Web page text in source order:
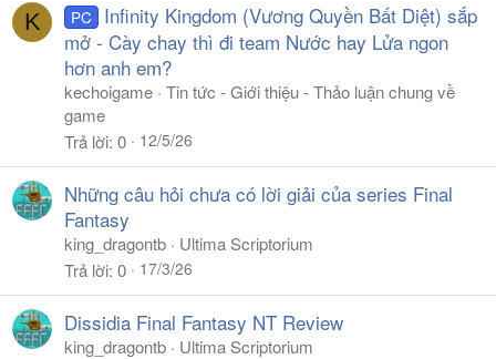
K PC
Infinity Kingdom (Vương Quyền Bất Diệt) sắp
mở - Cày chay thì đi team Nước hay Lửa ngon
hơn anh em?
kechoigame Tin tức - Giới thiệu - Thảo luận chung về
game
Trả lời 0 12/5/26
Những câu hỏi chưa có lời giải của series Final
Fantasy
king_dragontb
Ultima Scriptorium
Trả lời 0 17/3/26
Dissidia Final Fantasy NT Review
king_dragontb
Ultima Scriptorium